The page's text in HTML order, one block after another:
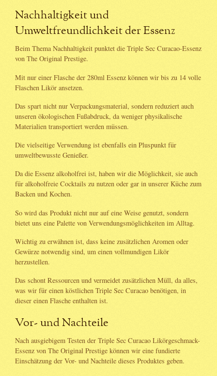
Nachhaltigkeit und
Umweltfreundlichkeit der Essenz
Beim Thema Nachhaltigkeit punktet die Triple Sec Curacao-Essenz
von The Original Prestige.
Mit nur einer Flasche der 280ml Essenz können wir bis zu 14 volle
Flaschen Likör ansetzen.
Das spart nicht nur Verpackungsmaterial, sondern reduziert auch
unseren ökologischen Fußabdruck, da weniger physikalische
Materialien transportiert werden müssen.
Die vielseitige Verwendung ist ebenfalls ein Pluspunkt für
umweltbewusste Genießer.
Da die Essenz alkoholfrei ist, haben wir die Möglichkeit, sie auch
für alkoholfreie Cocktails zu nutzen oder gar in unserer Küche zum
Backen und Kochen.
So wird das Produkt nicht nur auf eine Weise genutzt, sondern
bietet uns eine Palette von Verwendungsmöglichkeiten im Alltag.
Wichtig zu erwähnen ist, dass keine zusätzlichen Aromen oder
Gewürze notwendig sind, um einen vollmundigen Likör
herzustellen.
Das schont Ressourcen und vermeidet zusätzlichen Müll, da alles,
was wir für einen köstlichen Triple Sec Curacao benötigen, in
dieser einen Flasche enthalten ist.
Vor- und Nachteile
Nach ausgiebigem Testen der Triple Sec Curacao Likörgeschmack-
Essenz von The Original Prestige können wir eine fundierte
Einschätzung der Vor- und Nachteile dieses Produktes geben.